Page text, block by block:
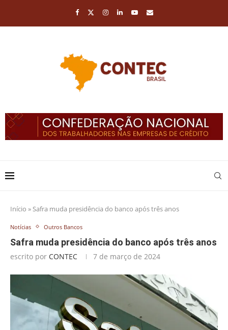
Início »Safra muda presidência do banco após três anos
Notícias Outros Bancos
Safra muda presidência do banco após três anos
escrito por CONTEC 7 de março de 2024